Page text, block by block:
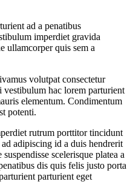
ad a penatibus
imperdiet gravida
ullamcorper quis sem a
volutpat consectetur
vestibulum hac lorem parturient
elementum. Condimentum
potenti.
rutrum porttitor tincidunt
adipiscing id a duis hendrerit
scelerisque platea a
dis quis felis justo porta
parturient eget